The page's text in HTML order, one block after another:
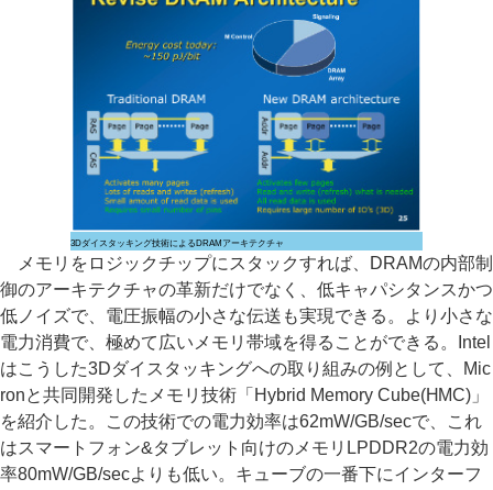
3Dダイスタッキング技術によるDRAMアーキテクチャ
メモリをロジックチップにスタックすれば、DRAMの内部制
御のアーキテクチャの革新だけでなく、低キャパシタンスかつ
低ノイズで、電圧振幅の小さな伝送も実現できる。より小さな
電力消費で、極めて広いメモリ帯域を得ることができる。Intel
はこうした3Dダイスタッキングへの取り組みの例として、Mic
ronと共同開発したメモリ技術「Hybrid Memory Cube(HMC)」
を紹介した。この技術での電力効率は62mW/GB/secで、これ
はスマートフォン&タブレット向けのメモリLPDDR2の電力効
率80mW/GB/secよりも低い。キューブの一番下にインターフ